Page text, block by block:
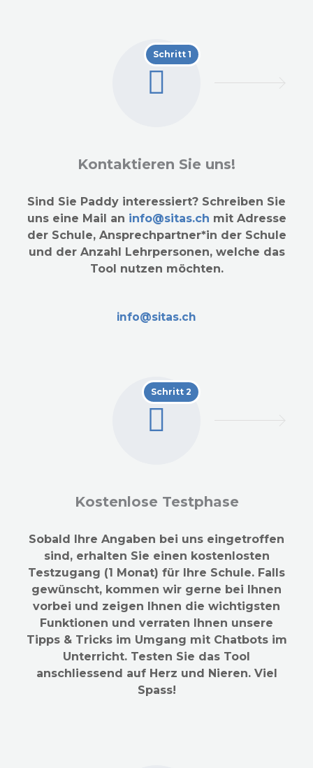
Schritt 1
Kontaktieren Sie uns!
Sind Sie Paddy interessiert? Schreiben Sie
uns eine Mail an info@sitas.ch mit Adresse
der Schule, Ansprechpartner*in der Schule
und der Anzahl Lehrpersonen, welche das
Tool nutzen möchten.
info@sitas.ch
Schritt 2
Kostenlose Testphase
Sobald Ihre Angaben bei uns eingetroffen
sind, erhalten Sie einen kostenlosten
Testzugang (1 Monat) für Ihre Schule. Falls
gewünscht, kommen wir gerne bei Ihnen
vorbei und zeigen Ihnen die wichtigsten
Funktionen und verraten Ihnen unsere
Tipps & Tricks im Umgang mit Chatbots im
Unterricht. Testen Sie das Tool
anschliessend auf Herz und Nieren. Viel
Spass!